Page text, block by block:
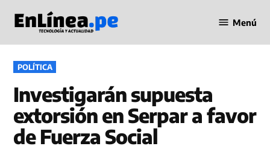
contenido
en Línea
Menú
PUBLICADO
EN
POLÍTICA
Investigarán supuesta
extorsión en Serpar a favor
de Fuerza Social